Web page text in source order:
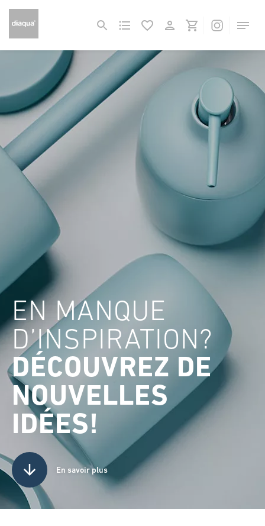
EN MANQUE
D’INSPIRATION?
DÉCOUVREZ DE
NOUVELLES
IDÉES!
En savoir plus